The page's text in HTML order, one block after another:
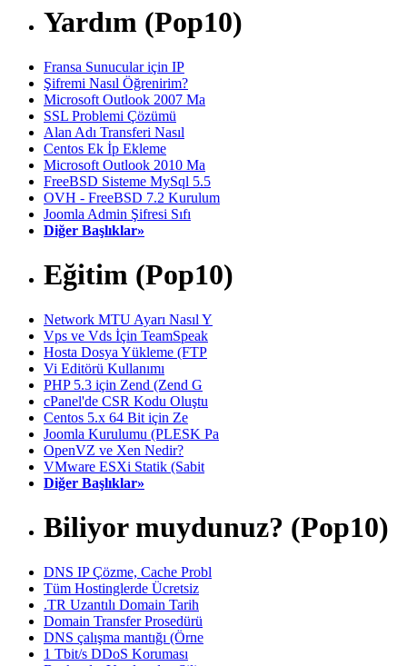
Yardım (Pop10)
Fransa Sunucular için IP
Şifremi Nasıl Öğrenirim?
Microsoft Outlook 2007 Ma
SSL Problemi Çözümü
Alan Adı Transferi Nasıl
Centos Ek İp Ekleme
Microsoft Outlook 2010 Ma
FreeBSD Sisteme MySql 5.5
OVH - FreeBSD 7.2 Kurulum
Joomla Admin Şifresi Sıfı
Diğer Başlıklar»
Eğitim (Pop10)
Network MTU Ayarı Nasıl Y
Vps ve Vds İçin TeamSpeak
Hosta Dosya Yükleme (FTP
Vi Editörü Kullanımı
PHP 5.3 için Zend (Zend G
cPanel'de CSR Kodu Oluştu
Centos 5.x 64 Bit için Ze
Joomla Kurulumu (PLESK Pa
OpenVZ ve Xen Nedir?
VMware ESXi Statik (Sabit
Diğer Başlıklar»
Biliyor muydunuz? (Pop10)
DNS IP Çözme, Cache Probl
Tüm Hostinglerde Ücretsiz
.TR Uzantılı Domain Tarih
Domain Transfer Prosedürü
DNS çalışma mantığı (Örne
1 Tbit/s DDoS Koruması